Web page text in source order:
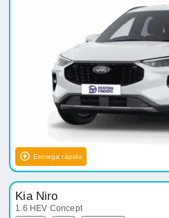
Entrega rápida
Kia Niro
1.6 HEV Concept